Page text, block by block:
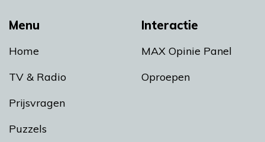
Menu
Home
TV & Radio
Prijsvragen
Puzzels
Interactie
MAX Opinie Panel
Oproepen